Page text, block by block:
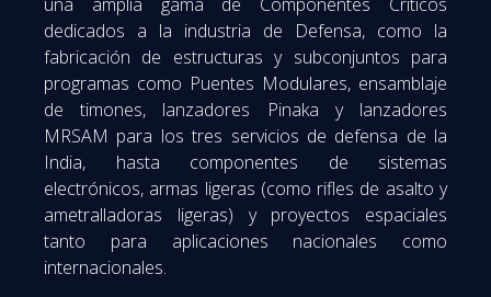
dedicados a la industria de Defensa, como la
fabricación de estructuras y subconjuntos para
programas como Puentes Modulares, ensamblaje
de timones, lanzadores Pinaka y lanzadores
MRSAM para los tres servicios de defensa de la
India, hasta componentes de sistemas
electrónicos, armas ligeras (como rifles de asalto y
ametralladoras ligeras) y proyectos espaciales
tanto para aplicaciones nacionales como
internacionales.